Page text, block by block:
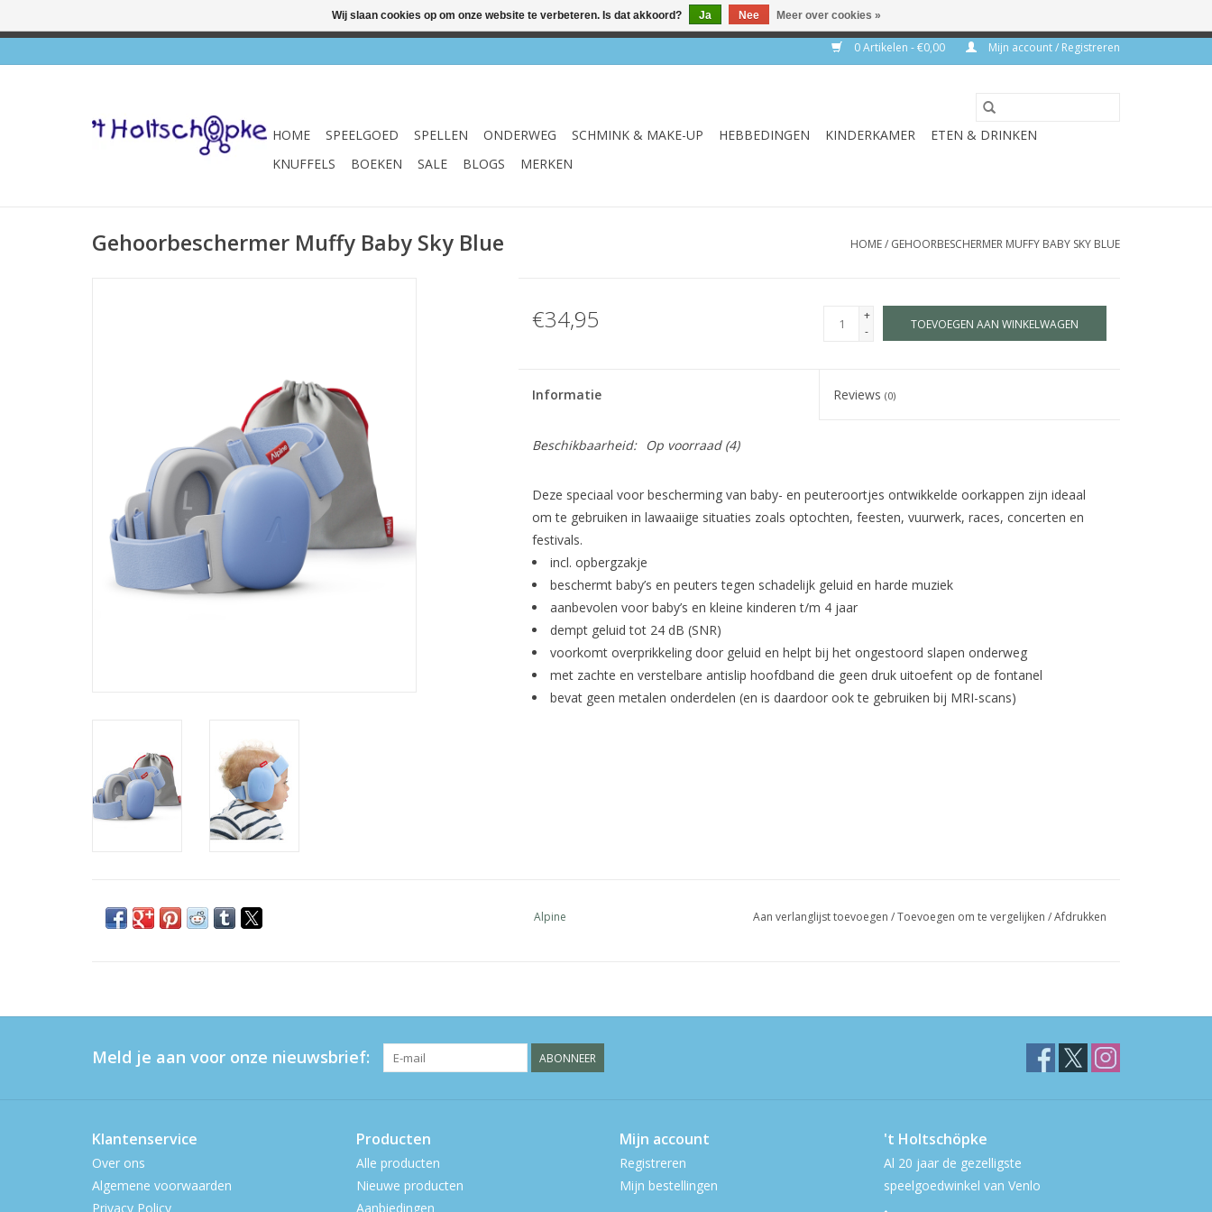
0 Artikelen - €0,00 Mijn account / Registreren
HOME SPEELGOED SPELLEN ONDERWEG SCHMINK & MAKE-UP HEBBEDINGEN KINDERKAMER
ETEN & DRINKEN
KNUFFELS
BOEKEN SALE BLOGS MERKEN
Gehoorbeschermer Muffy Baby Sky Blue HOME/ GEHOORBESCHERMER MUFFY BABY SKY BLUE
€34,95
+
-
TOEVOEGEN AAN WINKELWAGEN
Informatie Reviews(0)
Beschikbaarheid: Op voorraad(4)
Deze speciaal voor bescherming van baby- en peuteroortjes ontwikkelde oorkappen zijn ideaal
om te gebruiken in lawaaiige situaties zoals optochten, feesten, vuurwerk, races, concerten en
festivals.
incl. opbergzakje
beschermt baby’s en peuters tegen schadelijk geluid en harde muziek
aanbevolen voor baby’s en kleine kinderen t/m 4 jaar
dempt geluid tot 24 dB (SNR)
voorkomt overprikkeling door geluid en helpt bij het ongestoord slapen onderweg
met zachte en verstelbare antislip hoofdband die geen druk uitoefent op de fontanel
bevat geen metalen onderdelen (en is daardoor ook te gebruiken bij MRI-scans)
Alpine Aan verlanglijst toevoegen /Toevoegen om te vergelijken /Afdrukken
Meld je aan voor onze nieuwsbrief: ABONNEER
Klantenservice
Over ons
Algemene voorwaarden
Privacy Policy
Producten
Alle producten
Nieuwe producten
Aanbiedingen
Mijn account
Registreren
Mijn bestellingen
't Holtschöpke
Al 20 jaar de gezelligste
speelgoedwinkel van Venlo
Wij slaan cookies op om onze website te verbeteren. Is dat akkoord? Ja Nee Meer over cookies »
✔ Winkel & webshop ✔ Gratis verzenden vanaf €75 ✔ Levertijd 1-3 werkdagen